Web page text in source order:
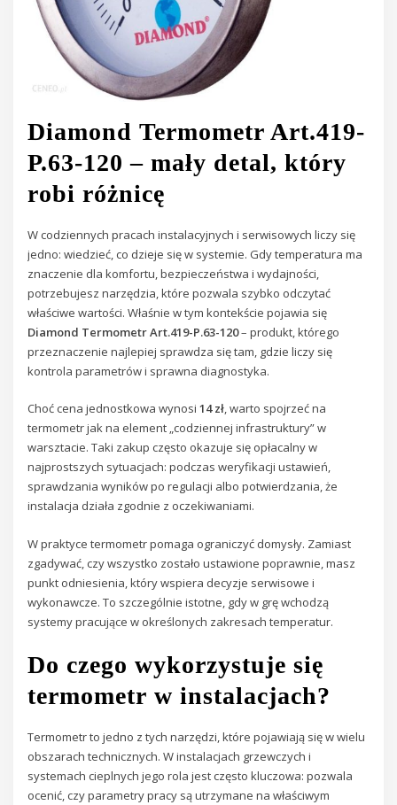
Diamond Termometr Art.419-
P.63-120 – mały detal, który
robi różnicę
W codziennych pracach instalacyjnych i serwisowych liczy się
jedno: wiedzieć, co dzieje się w systemie. Gdy temperatura ma
znaczenie dla komfortu, bezpieczeństwa i wydajności,
potrzebujesz narzędzia, które pozwala szybko odczytać
właściwe wartości. Właśnie w tym kontekście pojawia się
Diamond Termometr Art.419-P.63-120– produkt, którego
przeznaczenie najlepiej sprawdza się tam, gdzie liczy się
kontrola parametrów i sprawna diagnostyka.
Choć cena jednostkowa wynosi14 zł, warto spojrzeć na
termometr jak na element „codziennej infrastruktury” w
warsztacie. Taki zakup często okazuje się opłacalny w
najprostszych sytuacjach: podczas weryfikacji ustawień,
sprawdzania wyników po regulacji albo potwierdzania, że
instalacja działa zgodnie z oczekiwaniami.
W praktyce termometr pomaga ograniczyć domysły. Zamiast
zgadywać, czy wszystko zostało ustawione poprawnie, masz
punkt odniesienia, który wspiera decyzje serwisowe i
wykonawcze. To szczególnie istotne, gdy w grę wchodzą
systemy pracujące w określonych zakresach temperatur.
Do czego wykorzystuje się
termometr w instalacjach?
Termometr to jedno z tych narzędzi, które pojawiają się w wielu
obszarach technicznych. W instalacjach grzewczych i
systemach cieplnych jego rola jest często kluczowa: pozwala
ocenić, czy parametry pracy są utrzymane na właściwym